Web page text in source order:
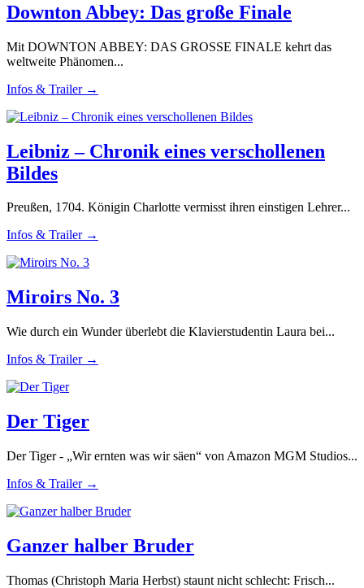
Downton Abbey: Das große Finale
Mit DOWNTON ABBEY: DAS GROSSE FINALE kehrt das
weltweite Phänomen...
Infos & Trailer →
Leibniz – Chronik eines verschollenen
Bildes
Preußen, 1704. Königin Charlotte vermisst ihren einstigen Lehrer...
Infos & Trailer →
Miroirs No. 3
Wie durch ein Wunder überlebt die Klavierstudentin Laura bei...
Infos & Trailer →
Der Tiger
Der Tiger - „Wir ernten was wir säen“ von Amazon MGM Studios...
Infos & Trailer →
Ganzer halber Bruder
Thomas (Christoph Maria Herbst) staunt nicht schlecht: Frisch...